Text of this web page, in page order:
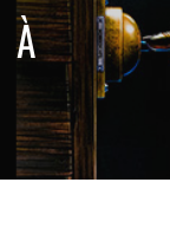
À